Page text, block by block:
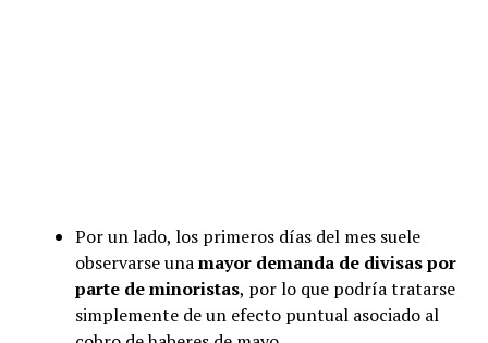
Por un lado, los primeros días del mes suele
observarse unamayor demanda de divisas por
parte de minoristas, por lo que podría tratarse
simplemente de un efecto puntual asociado al